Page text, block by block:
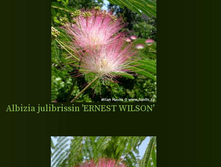
Albizia julibrissin 'ERNEST WILSON'